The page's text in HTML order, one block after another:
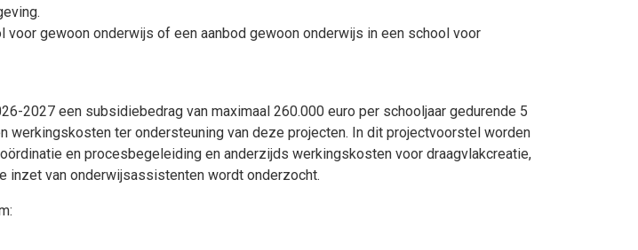
gewoon onderwijs of een aanbod gewoon onderwijs in een school voor
2027 een subsidiebedrag van maximaal 260.000 euro per schooljaar gedurende 5
ter ondersteuning van deze projecten. In dit projectvoorstel worden
en procesbegeleiding en anderzijds werkingskosten voor draagvlakcreatie,
inzet van onderwijsassistenten wordt onderzocht.